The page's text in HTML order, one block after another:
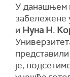
У данашњем
забележене
и Нуна Н.
је,